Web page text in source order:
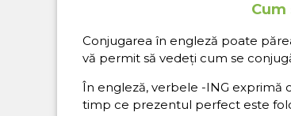
Conjugarea în engleză poate
vă permit să vedeți cum se
În engleză, verbele -ING exprimă
timp ce prezentul perfect este